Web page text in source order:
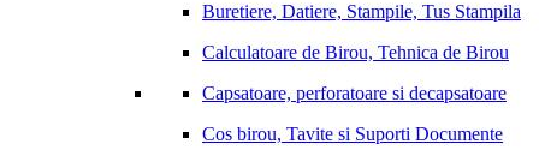
Buretiere, Datiere, Stampile, Tus Stampila
Calculatoare de Birou, Tehnica de Birou
Capsatoare, perforatoare si decapsatoare
Cos birou, Tavite si Suporti Documente